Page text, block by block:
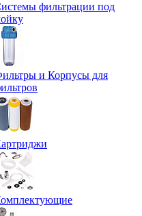
фильтрации под
и Корпусы для